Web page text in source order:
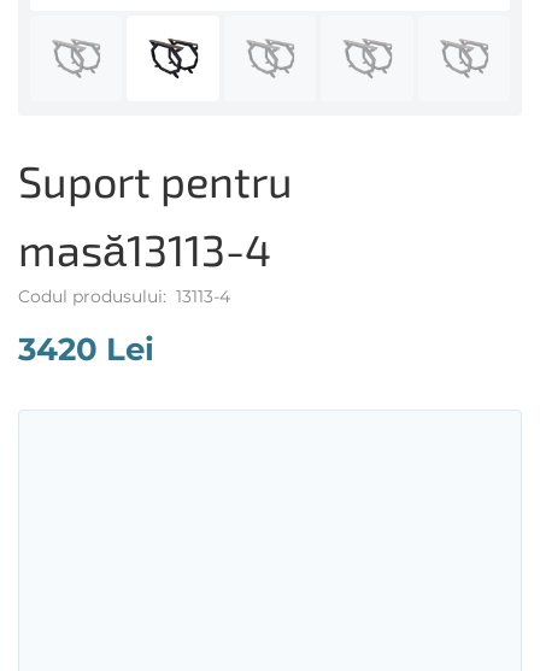
Suport pentru
masă13113-4
Codul produsului: 13113-4
3420 Lei